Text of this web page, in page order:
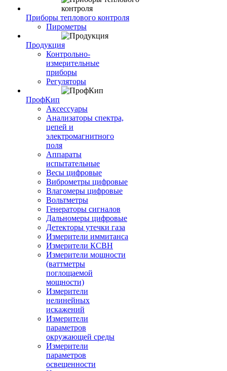
Приборы теплового контроля
Пирометры
Продукция
Контрольно-
измерительные
приборы
Регуляторы
ПрофКип
Аксессуары
Анализаторы спектра,
цепей и
электромагнитного
поля
Аппараты
испытательные
Весы цифровые
Виброметры цифровые
Влагомеры цифровые
Вольтметры
Генераторы сигналов
Дальномеры цифровые
Детекторы утечки газа
Измерители иммитанса
Измерители КСВН
Измерители мощности
(ваттметры
поглощаемой
мощности)
Измерители
нелинейных
искажений
Измерители
параметров
окружающей среды
Измерители
параметров
освещенности